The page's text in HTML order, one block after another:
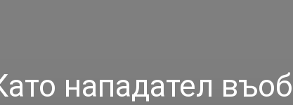
нападател